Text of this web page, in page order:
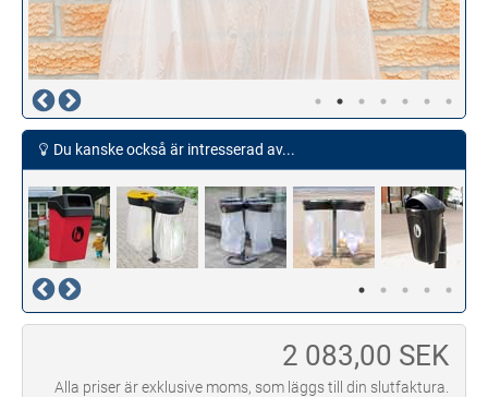
Du kanske också är intresserad av...
2 083,00 SEK
Alla priser är exklusive moms, som läggs till din slutfaktura.